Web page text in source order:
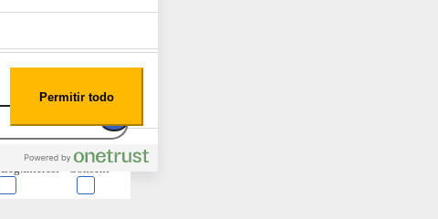
Consent
Leg.Interest
Permitir todo